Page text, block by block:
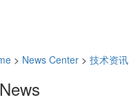
> News Center > 技术资讯
News